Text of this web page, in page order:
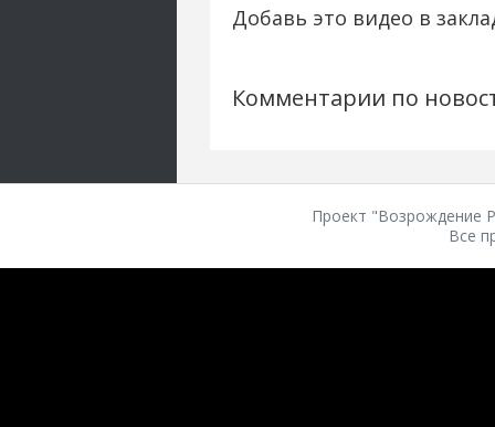
Добавь это видео в
Комментарии по
Проект "Возрождение
Все